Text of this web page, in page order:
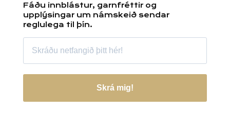
Fáðu innblástur, garnfréttir og
upplýsingar um námskeið sendar
reglulega til þín.
Skrá mig!